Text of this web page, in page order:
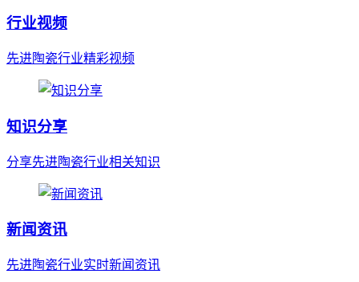
行业视频
先进陶瓷行业精彩视频
知识分享
分享先进陶瓷行业相关知识
新闻资讯
先进陶瓷行业实时新闻资讯